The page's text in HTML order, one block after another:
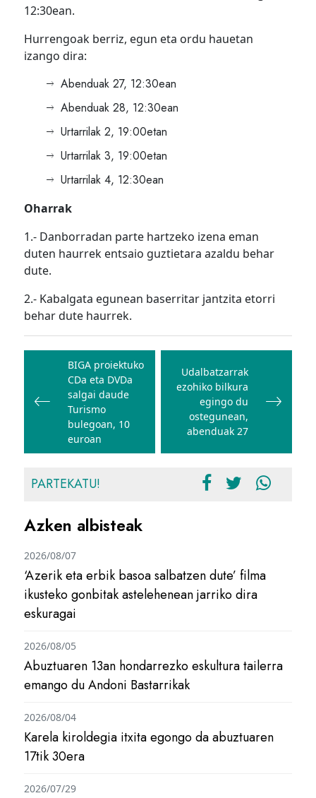
12:30ean.
Hurrengoak berriz, egun eta ordu hauetan
izango dira:
Abenduak 27, 12:30ean
Abenduak 28, 12:30ean
Urtarrilak 2, 19:00etan
Urtarrilak 3, 19:00etan
Urtarrilak 4, 12:30ean
Oharrak
1.- Danborradan parte hartzeko izena eman
duten haurrek entsaio guztietara azaldu behar
dute.
2.- Kabalgata egunean baserritar jantzita etorri
behar dute haurrek.
Bidalketetan
zehar
nabigatu
BIGA proiektuko
CDa eta DVDa
salgai daude
Turismo
bulegoan, 10
euroan
Udalbatzarrak
ezohiko bilkura
egingo du
ostegunean,
abenduak 27
PARTEKATU!
Azken albisteak
‘Azerik eta erbik basoa salbatzen dute’ filma
ikusteko gonbitak astelehenean jarriko dira
eskuragai
2026/08/07
Abuztuaren 13an hondarrezko eskultura tailerra
emango du Andoni Bastarrikak
2026/08/05
Karela kiroldegia itxita egongo da abuztuaren
17tik 30era
2026/08/04
2026/07/29